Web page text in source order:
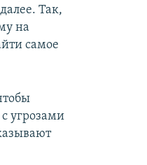
Так,
на
самое
угрозами